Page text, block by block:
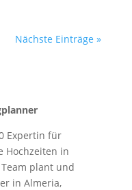
Nächste Einträge »
Expertin für
Hochzeiten in
plant und
in Almeria,